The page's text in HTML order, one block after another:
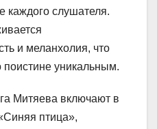
каждого слушателя.
и меланхолия, что
поистине уникальным.
Митяева включают в
птица»,